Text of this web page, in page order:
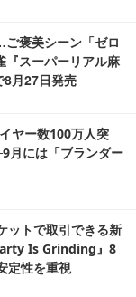
褒美シーン「ゼロ
『スーパーリアル麻
月27日発売
ヤー数100万人突
月には「ブランダー
ットで取引できる新
Is Grinding』8
定性を重視